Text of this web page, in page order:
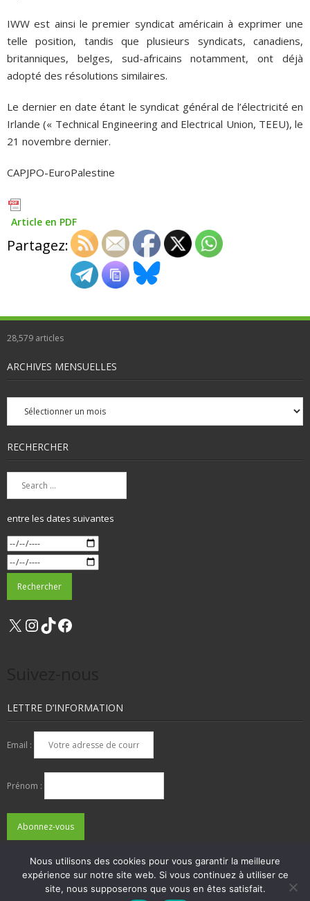
IWW est ainsi le premier syndicat américain à exprimer une
telle position, tandis que plusieurs syndicats, canadiens,
britanniques, belges, sud-africains notamment, ont déjà
adopté des résolutions similaires.
Le dernier en date étant le syndicat général de l’électricité en
Irlande (« Technical Engineering and Electrical Union, TEEU), le
21 novembre dernier.
CAPJPO-EuroPalestine
Article en PDF
Partagez:
28,579 articles
ARCHIVES MENSUELLES
Archives
mensuelles
RECHERCHER
entre les dates suivantes
X Instagram
TikTok
LETTRE D’INFORMATION
Email :
Prénom :
ADHÉSIONS, DONS, CONTACT
MENTIONS LÉGALES
Nous utilisons des cookies pour vous garantir la meilleure
expérience sur notre site web. Si vous continuez à utiliser ce
site, nous supposerons que vous en êtes satisfait.